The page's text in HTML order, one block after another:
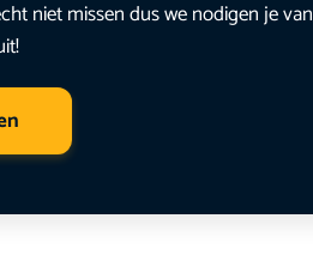
niet missen dus we nodigen je